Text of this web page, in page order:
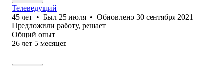
Телеведущий
45 лет • Был 25 июля • Обновлено 30 сентября 2021
Предложили работу, решает
Общий опыт
26 лет 5 месяцев